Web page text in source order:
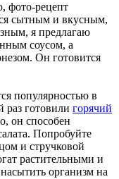
фото-рецепт
сытным и вкусным,
я предлагаю
соусом, а
Он готовится
популярностью в
готовили горячий
он способен
Попробуйте
и стручковой
растительными и
организм на